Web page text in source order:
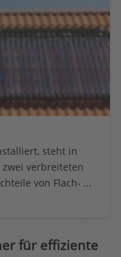
steht in
verbreiteten
von Flach-
für effiziente